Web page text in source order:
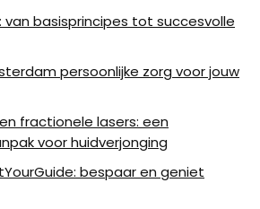
van basisprincipes tot succesvolle
persoonlijke zorg voor jouw
fractionele lasers: een
voor huidverjonging
bespaar en geniet